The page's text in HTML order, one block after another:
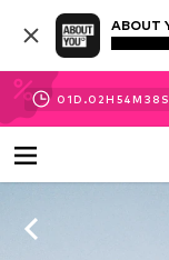
ABOUT
01D.02H 54M 37 S